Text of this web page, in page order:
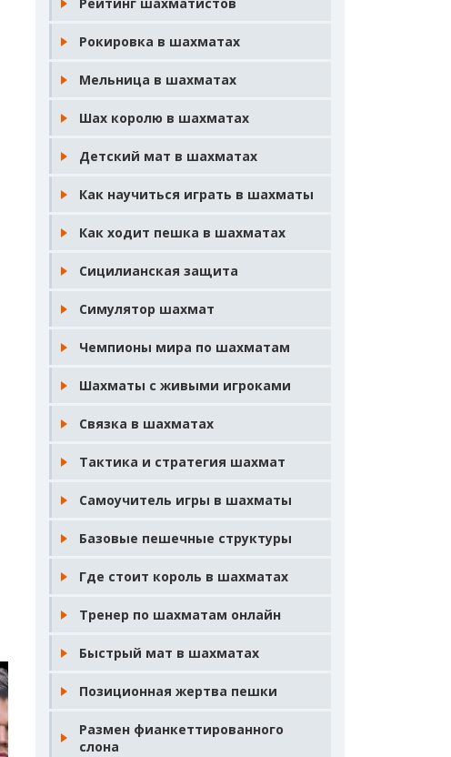
Рейтинг шахматистов
Рокировка в шахматах
Мельница в шахматах
Шах королю в шахматах
Детский мат в шахматах
Как научиться играть в шахматы
Как ходит пешка в шахматах
Сицилианская защита
Симулятор шахмат
Чемпионы мира по шахматам
Шахматы с живыми игроками
Связка в шахматах
Тактика и стратегия шахмат
Самоучитель игры в шахматы
Базовые пешечные структуры
Где стоит король в шахматах
Тренер по шахматам онлайн
Быстрый мат в шахматах
Позиционная жертва пешки
Размен фианкеттированного
слона